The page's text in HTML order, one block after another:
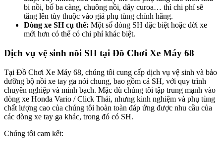
bi nồi, bố ba càng, chuông nồi, dây curoa… thì chi phí sẽ
tăng lên tùy thuộc vào giá phụ tùng chính hãng.
Dòng xe SH cụ thể: Một số dòng SH đặc biệt hoặc đời xe
mới hơn có thể có chi phí khác biệt.
Dịch vụ vệ sinh nồi SH tại Đồ Chơi Xe Máy 68
Tại Đồ Chơi Xe Máy 68, chúng tôi cung cấp dịch vụ vệ sinh và bảo
dưỡng bộ nồi xe tay ga nói chung, bao gồm cả SH, với quy trình
chuyên nghiệp và minh bạch. Mặc dù chúng tôi tập trung mạnh vào
dòng xe Honda Vario / Click Thái, nhưng kinh nghiệm và phụ tùng
chất lượng cao của chúng tôi hoàn toàn đáp ứng được nhu cầu của
các dòng xe tay ga khác, trong đó có SH.
Chúng tôi cam kết: